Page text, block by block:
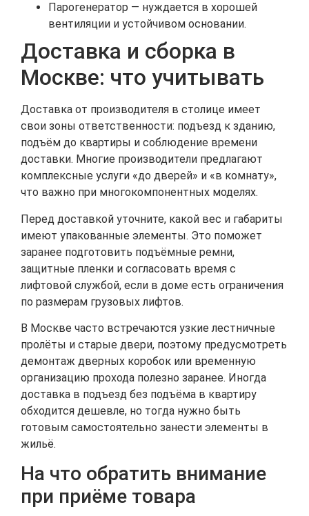
Парогенератор — нуждается в хорошей
вентиляции и устойчивом основании.
Доставка и сборка в
Москве: что учитывать
Доставка от производителя в столице имеет
свои зоны ответственности: подъезд к зданию,
подъём до квартиры и соблюдение времени
доставки. Многие производители предлагают
комплексные услуги «до дверей» и «в комнату»,
что важно при многокомпонентных моделях.
Перед доставкой уточните, какой вес и габариты
имеют упакованные элементы. Это поможет
заранее подготовить подъёмные ремни,
защитные пленки и согласовать время с
лифтовой службой, если в доме есть ограничения
по размерам грузовых лифтов.
В Москве часто встречаются узкие лестничные
пролёты и старые двери, поэтому предусмотреть
демонтаж дверных коробок или временную
организацию прохода полезно заранее. Иногда
доставка в подъезд без подъёма в квартиру
обходится дешевле, но тогда нужно быть
готовым самостоятельно занести элементы в
жильё.
На что обратить внимание
при приёме товара